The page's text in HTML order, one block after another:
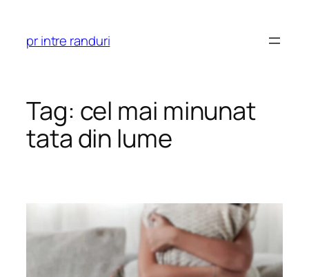
content
pr intre randuri
Tag: cel mai minunat
tata din lume